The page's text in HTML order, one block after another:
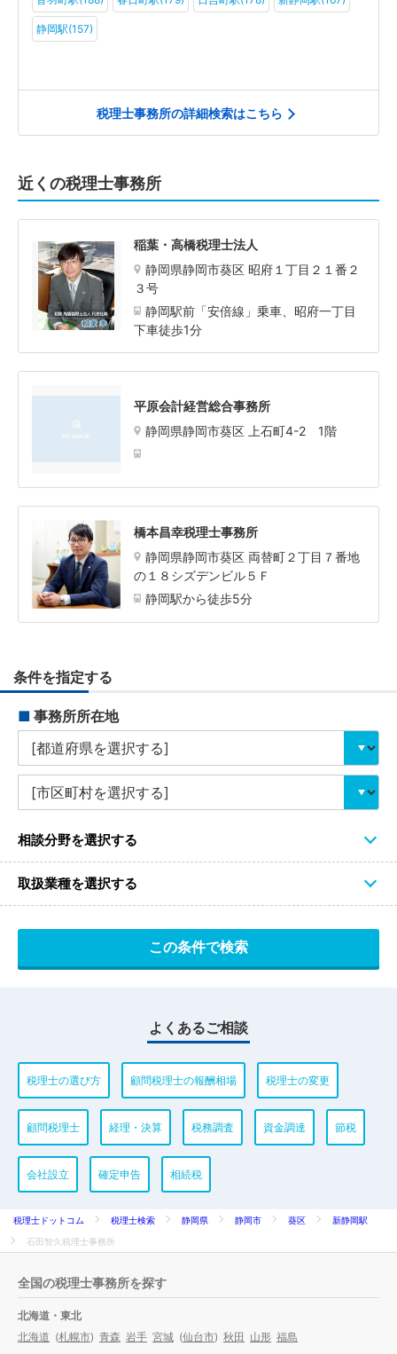
静岡駅(157)
税理士事務所の詳細検索はこちら
近くの税理士事務所
稲葉・高橋税理士法人
静岡県静岡市葵区 昭府１丁目２１番２
３号
静岡駅前「安倍線」乗車、昭府一丁目
下車徒歩1分
平原会計経営総合事務所
静岡県静岡市葵区 上石町4-2 1階
橋本昌幸税理士事務所
静岡県静岡市葵区 両替町２丁目７番地
の１８シズデンビル５Ｆ
静岡駅から徒歩5分
条件を指定する
■ 事務所所在地
相談分野を選択する
取扱業種を選択する
よくあるご相談
税理士の選び方 顧問税理士の報酬相場 税理士の変更
顧問税理士 経理・決算 税務調査 資金調達 節税
会社設立 確定申告 相続税
税理士ドットコム 税理士検索 静岡県 静岡市 葵区
新静岡駅
石田智久税理士事務所
全国の税理士事務所を探す
北海道・東北
北海道 (札幌市) 青森 岩手 宮城 (仙台市) 秋田 山形 福島